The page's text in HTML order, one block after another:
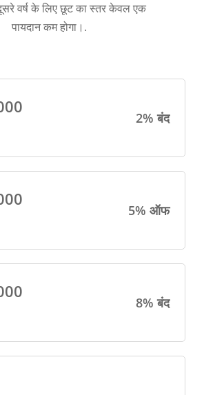
वर्ष के लिए छूट का स्तर केवल एक
पायदान कम होगा।.
2% बंद
5% ऑफ
8% बंद